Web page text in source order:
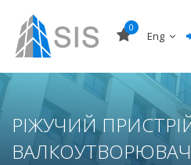
0
Eng
РІЖУЧИЙ